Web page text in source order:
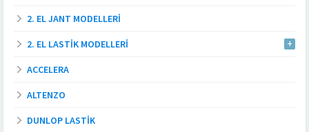
2. EL JANT MODELLERI
2. EL LASTIK MODELLERI
ACCELERA
ALTENZO
DUNLOP LASTIK